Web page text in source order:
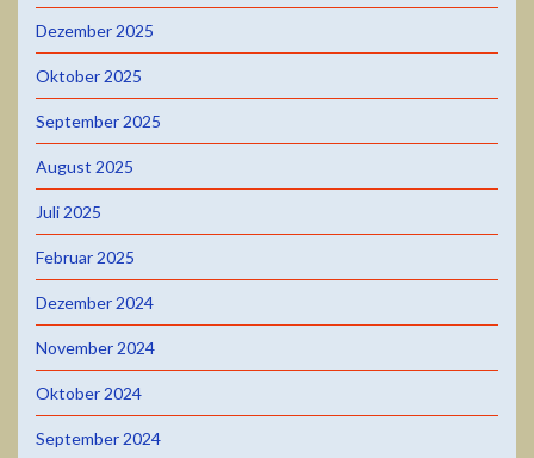
Dezember 2025
Oktober 2025
September 2025
August 2025
Juli 2025
Februar 2025
Dezember 2024
November 2024
Oktober 2024
September 2024